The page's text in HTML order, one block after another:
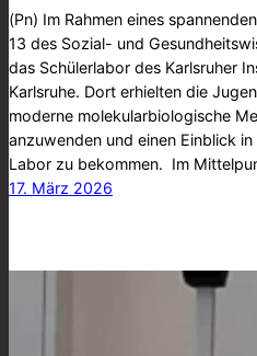
(Pn) Im Rahmen eines
13 des Sozial- und
das Schülerlabor des Karlsruher
Karlsruhe. Dort erhielten die
moderne molekularbiologische
anzuwenden und einen Einblick
Labor zu bekommen. Im
17. März 2026